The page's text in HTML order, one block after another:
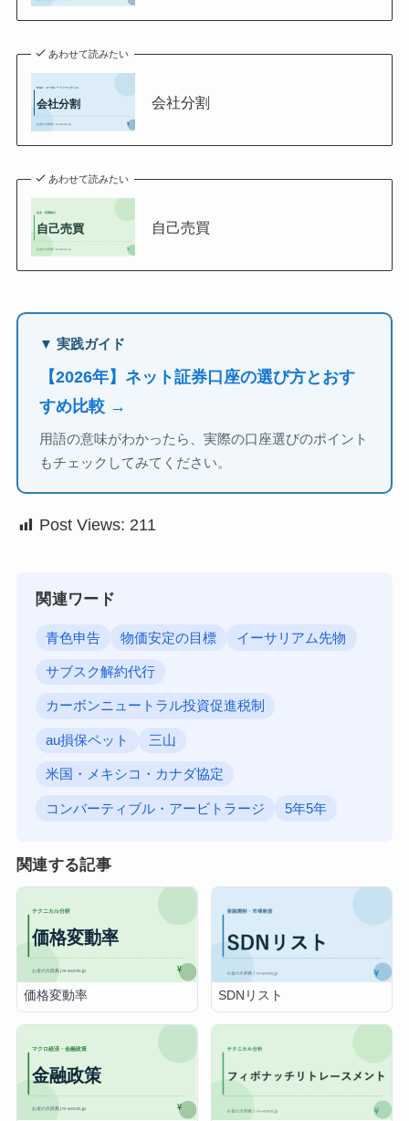
あわせて読みたい
会社分割
あわせて読みたい
自己売買
▼ 実践ガイド
【2026年】ネット証券口座の選び方とおす
すめ比較 →
用語の意味がわかったら、実際の口座選びのポイント
もチェックしてみてください。
Post Views: 211
関連ワード
青色申告 物価安定の目標 イーサリアム先物
サブスク解約代行
カーボンニュートラル投資促進税制
au損保ペット 三山
米国・メキシコ・カナダ協定
コンバーティブル・アービトラージ 5年5年
関連する記事
価格変動率 SDNリスト